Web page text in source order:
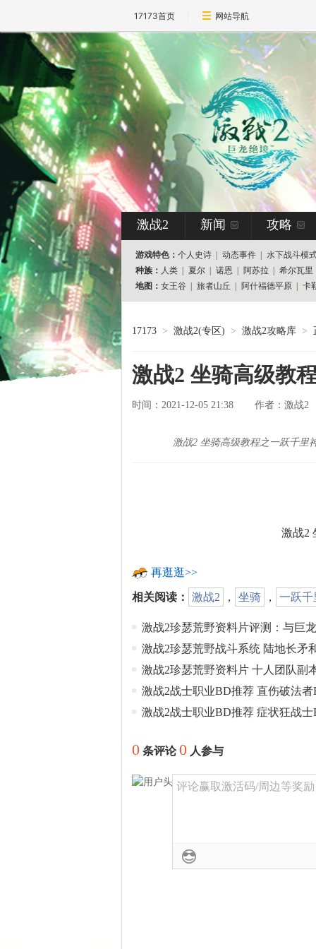
17173首页 网站导航
激战2 新闻 攻略
游戏特色： 个人史诗 动态事件
水下战斗模
种族： 人类 夏尔 诺恩 阿苏拉
希尔瓦里
地图： 女王谷 旅者山丘 阿什福德平原 卡
17173 > 激战2(专区) > 激战2攻略库 >
激战2 坐骑高级教
时间：2021-12-05 21:38 作者： 激战2
激战2 坐骑高级教程之一跃千里
激战2
再逛逛>>
相关阅读： 激战2 ， 坐骑 ， 一跃千
激战2珍瑟荒野资料片评测：与巨
激战2珍瑟荒野战斗系统 陆地长矛
激战2珍瑟荒野资料片 十人团队副
激战2战士职业BD推荐 直伤破法
激战2战士职业BD推荐 症状狂战
0 条评论0 人参与
评论赢取激活码/周边等奖